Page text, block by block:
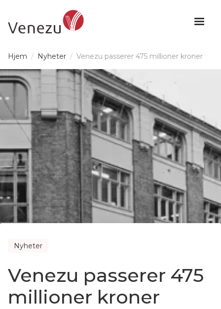
Hjem / Nyheter / Venezu passerer 475 millioner kroner
Nyheter
Venezu passerer 475
millioner kroner